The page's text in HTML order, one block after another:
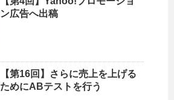
ン広告へ出稿
【第16回】さらに売上を上げる
ためにABテストを行う